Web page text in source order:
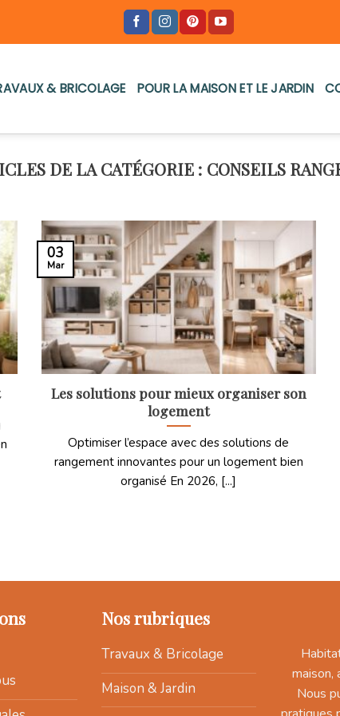
& BRICOLAGE POUR LA MAISON ET LE JARDIN
CONSEILS
Les solutions pour mieux organiser son
logement
Optimiser l’espace avec des solutions de
rangement innovantes pour un logement bien
organisé En 2026, [...]
03
Mar
Nos rubriques
Travaux & Bricolage
Maison & Jardin
maison,
Nous